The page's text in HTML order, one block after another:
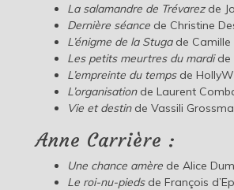
La salamandre de Trévarezde
Dernière séancede Christine
L’énigme de la Stugade Camille
Les petits meurtres du mardide
L’empreinte du tempsde
L’organisationde Laurent
Vie et destinde Vassili
Anne Carrière :
Une chance amèrede Alice
Le roi-nu-piedsde François